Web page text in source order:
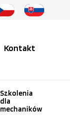
Kontakt
Szkolenia
dla
mechaników